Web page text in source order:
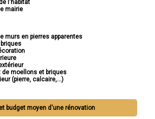
l'habitat
mairie
murs en pierres apparentes
moellons et briques
(pierre, calcaire,...)
budget moyen d'une rénovation